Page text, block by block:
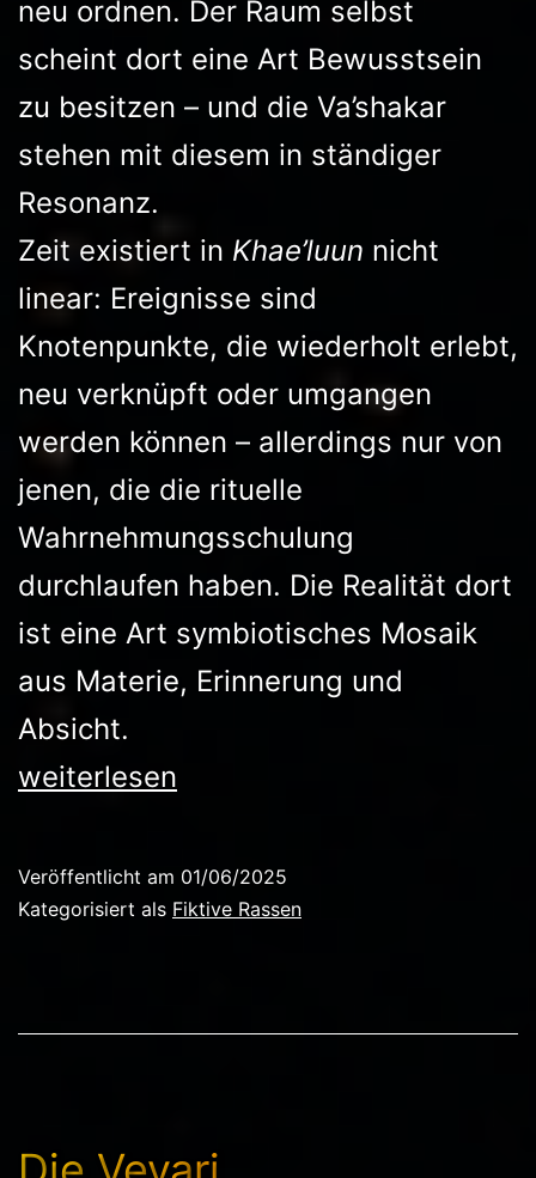
neu ordnen. Der Raum selbst
scheint dort eine Art Bewusstsein
zu besitzen – und die Va’shakar
stehen mit diesem in ständiger
Resonanz.
Zeit existiert in Khae’luun nicht
linear: Ereignisse sind
Knotenpunkte, die wiederholt erlebt,
neu verknüpft oder umgangen
werden können – allerdings nur von
jenen, die die rituelle
Wahrnehmungsschulung
durchlaufen haben. Die Realität dort
ist eine Art symbiotisches Mosaik
aus Materie, Erinnerung und
Absicht.
Die
weiterlesen
Veröffentlicht am 01/06/2025
Kategorisiert als Fiktive Rassen